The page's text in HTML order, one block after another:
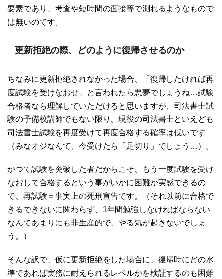
要素であり、考査や短時間の面接等で測れるようなもので
は無いのです。
更新拒絶の際、どのように復帰させるのか
ちなみに更新拒絶されなかった場合、「復帰したければ再
度試験を受けなおせ」と言われたら悪夢でしょうね…試験
合格者なら理解していただけると思いますが、司法書士試
験の予備校講師でもない限り、現役の司法書士といえども
司法書士試験を再度受けて再度合格する確率は低いです
（みなオジなんて、今受けたら「足切り」でしょう…）。
かつて試験を突破した者だからこそ、もう一度試験を受け
なおして合格するという事がいかに困難か実感できるの
で、再試験＝事実上の死刑宣告です。（それ以前に合格で
きるできないに関わらず、1年間勉強しなければならない
なんてあまりにも非生産的で、やる気が起きないでしょ
う。）
そんな訳で、仮に更新拒絶をした場合に、復帰時にどの水
準であれば実務に耐えられるレベルかを検証するのも困難